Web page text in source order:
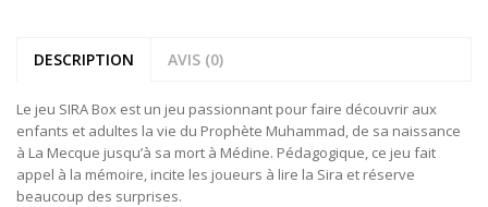
DESCRIPTION AVIS (0)
Le jeu SIRA Box est un jeu passionnant pour faire découvrir aux
enfants et adultes la vie du Prophète Muhammad, de sa naissance
à La Mecque jusqu’à sa mort à Médine. Pédagogique, ce jeu fait
appel à la mémoire, incite les joueurs à lire la Sira et réserve
beaucoup des surprises.